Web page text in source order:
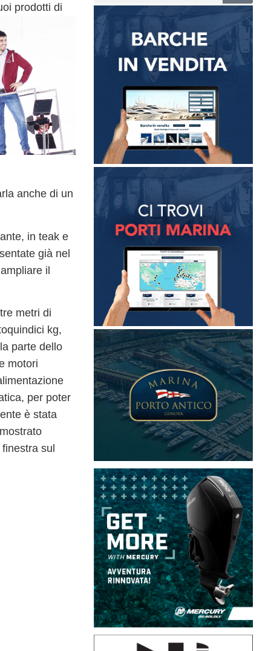
prodotti di
anche di un
in teak e
già nel
il
tre metri di
kg,
parte dello
motori
per poter
è stata
sul